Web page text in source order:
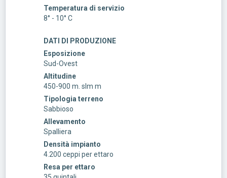
Temperatura di servizio
8° - 10° C
DATI DI PRODUZIONE
Esposizione
Sud-Ovest
Altitudine
450-900 m. slm m
Tipologia terreno
Sabbioso
Allevamento
Spalliera
Densità impianto
4.200 ceppi per ettaro
Resa per ettaro